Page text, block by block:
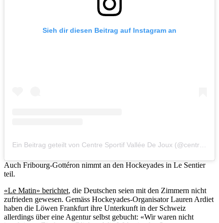
Sieh dir diesen Beitrag auf Instagram an
Auch Fribourg-Gottéron nimmt an den Hockeyades in Le Sentier
teil.
«Le Matin» berichtet, die Deutschen seien mit den Zimmern nicht
zufrieden gewesen. Gemäss Hockeyades-Organisator Lauren Ardiet
haben die Löwen Frankfurt ihre Unterkunft in der Schweiz
allerdings über eine Agentur selbst gebucht: «Wir waren nicht